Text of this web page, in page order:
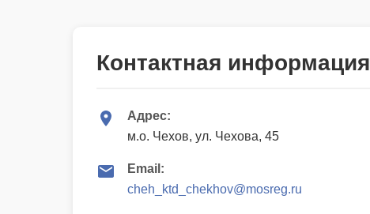
Контактная информация
Адрес:
м.о. Чехов, ул. Чехова, 45
Email:
cheh_ktd_chekhov@mosreg.ru